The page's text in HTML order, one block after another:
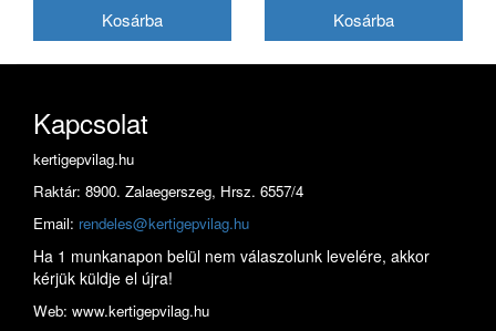
Kapcsolat
kertigepvilag.hu
Raktár: 8900. Zalaegerszeg, Hrsz. 6557/4
Email: rendeles@kertigepvilag.hu
Ha 1 munkanapon belül nem válaszolunk levelére, akkor
kérjük küldje el újra!
Web: www.kertigepvilag.hu